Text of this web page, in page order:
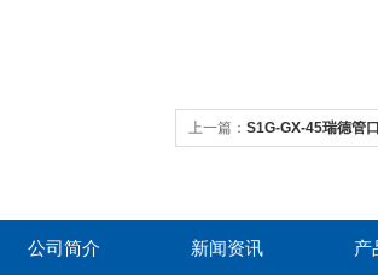
上一篇： S1G-GX-45瑞德管
公司简介 新闻资讯 产